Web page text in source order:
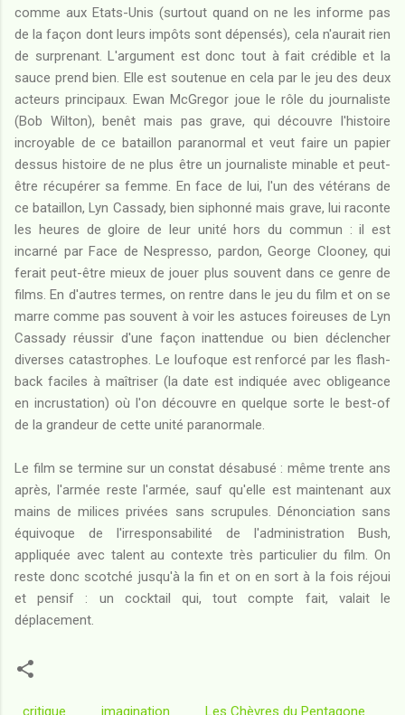
comme aux Etats-Unis (surtout quand on ne les informe pas
de la façon dont leurs impôts sont dépensés), cela n'aurait rien
de surprenant. L'argument est donc tout à fait crédible et la
sauce prend bien. Elle est soutenue en cela par le jeu des deux
acteurs principaux. Ewan McGregor joue le rôle du journaliste
(Bob Wilton), benêt mais pas grave, qui découvre l'histoire
incroyable de ce bataillon paranormal et veut faire un papier
dessus histoire de ne plus être un journaliste minable et peut-
être récupérer sa femme. En face de lui, l'un des vétérans de
ce bataillon, Lyn Cassady, bien siphonné mais grave, lui raconte
les heures de gloire de leur unité hors du commun : il est
incarné par Face de Nespresso, pardon, George Clooney, qui
ferait peut-être mieux de jouer plus souvent dans ce genre de
films. En d'autres termes, on rentre dans le jeu du film et on se
marre comme pas souvent à voir les astuces foireuses de Lyn
Cassady réussir d'une façon inattendue ou bien déclencher
diverses catastrophes. Le loufoque est renforcé par les flash-
back faciles à maîtriser (la date est indiquée avec obligeance
en incrustation) où l'on découvre en quelque sorte le best-of
de la grandeur de cette unité paranormale.
Le film se termine sur un constat désabusé : même trente ans
après, l'armée reste l'armée, sauf qu'elle est maintenant aux
mains de milices privées sans scrupules. Dénonciation sans
équivoque de l'irresponsabilité de l'administration Bush,
appliquée avec talent au contexte très particulier du film. On
reste donc scotché jusqu'à la fin et on en sort à la fois réjoui
et pensif : un cocktail qui, tout compte fait, valait le
déplacement.
critique imagination Les Chèvres du Pentagone